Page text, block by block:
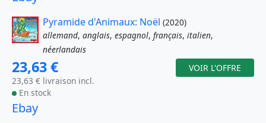
Pyramide d'Animaux: Noël (2020)
allemand, anglais, espagnol, français, italien,
néerlandais
23,63 €
23,63 € livraison incl.
En stock
VOIR L'OFFRE
Ebay